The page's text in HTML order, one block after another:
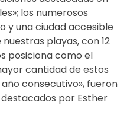
los numerosos
y una ciudad accesible
playas, con 12
posiciona como el
cantidad de estos
consecutivo», fueron
por Esther